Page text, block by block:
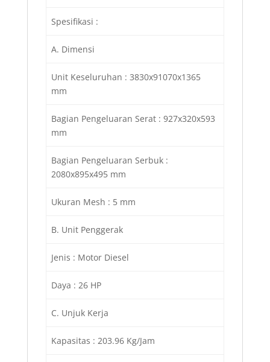
Spesifikasi :
A. Dimensi
Unit Keseluruhan : 3830x91070x1365
mm
Bagian Pengeluaran Serat : 927x320x593
mm
Bagian Pengeluaran Serbuk :
2080x895x495 mm
Ukuran Mesh : 5 mm
B. Unit Penggerak
Jenis : Motor Diesel
Daya : 26 HP
C. Unjuk Kerja
Kapasitas : 203.96 Kg/Jam